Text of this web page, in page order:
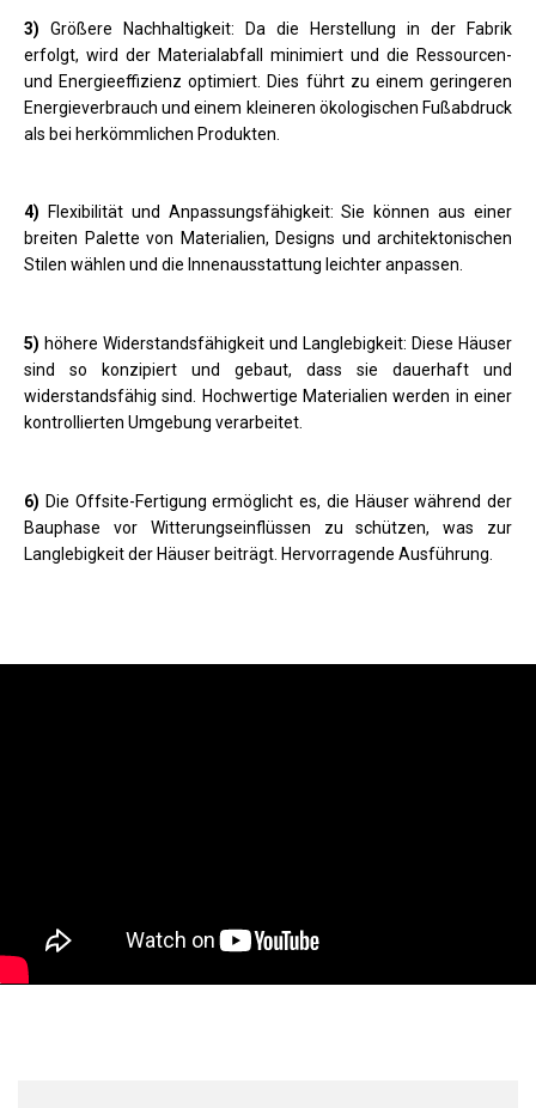
3) Größere Nachhaltigkeit: Da die Herstellung in der Fabrik
erfolgt, wird der Materialabfall minimiert und die Ressourcen-
und Energieeffizienz optimiert. Dies führt zu einem geringeren
Energieverbrauch und einem kleineren ökologischen Fußabdruck
als bei herkömmlichen Produkten.
4)
Flexibilität und Anpassungsfähigkeit: Sie können aus einer
breiten Palette von Materialien, Designs und architektonischen
Stilen wählen und die Innenausstattung leichter anpassen.
5) höhere Widerstandsfähigkeit und Langlebigkeit: Diese Häuser
sind so konzipiert und gebaut, dass sie dauerhaft und
widerstandsfähig sind. Hochwertige Materialien werden in einer
kontrollierten Umgebung verarbeitet.
6) Die Offsite-Fertigung ermöglicht es, die Häuser während der
Bauphase vor Witterungseinflüssen zu schützen, was zur
Langlebigkeit der Häuser beiträgt. Hervorragende Ausführung.